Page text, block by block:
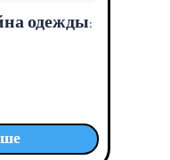
одежды: